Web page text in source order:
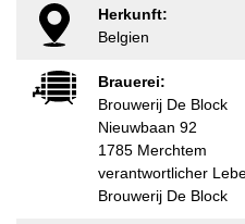
Herkunft:
Belgien
Brauerei:
Brouwerij De Block
Nieuwbaan 92
1785 Merchtem
verantwortlicher
Brouwerij De Block